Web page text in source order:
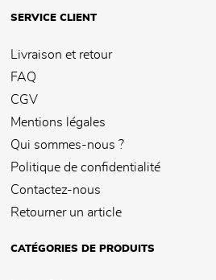
SERVICE CLIENT
Livraison et retour
FAQ
CGV
Mentions légales
Qui sommes-nous ?
Politique de confidentialité
Contactez-nous
Retourner un article
CATÉGORIES DE PRODUITS